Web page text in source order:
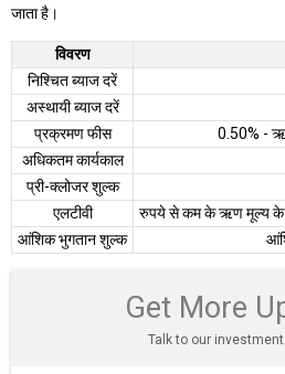
जाता है।
विवरण
निश्चित ब्याज दरें
अस्थायी ब्याज दरें
प्रक्रमण फीस
0.50% -
अधिकतम कार्यकाल
प्री-क्लोजर शुल्क
एलटीवी
रुपये से कम के ऋण मूल्य के
आंशिक भुगतान शुल्क
Get More
Talk to our